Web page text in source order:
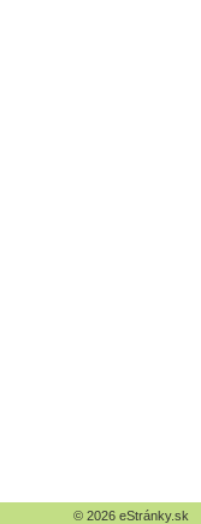
© 2026 eStránky.sk